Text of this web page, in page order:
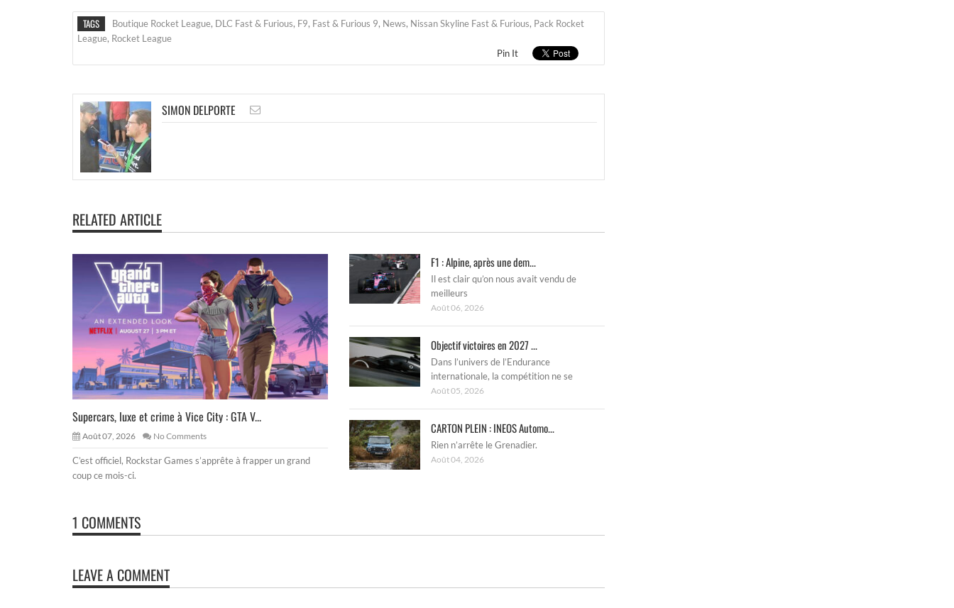
TAGS Boutique Rocket League, DLC Fast & Furious, F9, Fast & Furious 9, News, Nissan Skyline Fast & Furious, Pack Rocket
League, Rocket League
Pin It
SIMON DELPORTE
RELATED ARTICLE
Supercars, luxe et crime à Vice City : GTA V...
Août 07, 2026 No Comments
C’est officiel, Rockstar Games s’apprête à frapper un grand
coup ce mois-ci.
F1 : Alpine, après une dem...
Il est clair qu’on nous avait vendu de
meilleurs
Août 06, 2026
Objectif victoires en 2027 ...
Dans l’univers de l’Endurance
internationale, la compétition ne se
Août 05, 2026
CARTON PLEIN : INEOS Automo...
Rien n’arrête le Grenadier.
Août 04, 2026
1 COMMENTS
LEAVE A COMMENT